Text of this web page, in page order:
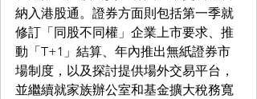
納入港股通。證券方面則包括第一季就
修訂「同股不同權」企業上市要求、推
動「T+1」結算、年內推出無紙證券市
場制度，以及探討提供場外交易平台，
並繼續就家族辦公室和基金擴大稅務寬